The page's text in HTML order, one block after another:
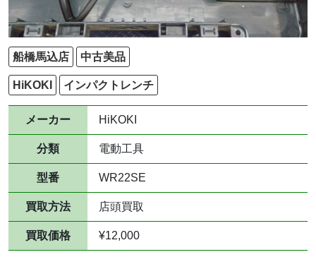
船橋馬込店 中古美品
HiKOKI インパクトレンチ
メーカー HiKOKI
分類 電動工具
型番 WR22SE
買取方法 店頭買取
買取価格 ¥12,000